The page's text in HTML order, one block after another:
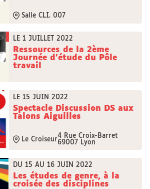
Salle CLI. 007
LE 1 JUILLET 2022
Ressources de la 2ème
Journée d'étude du Pôle
travail
LE 15 JUIN 2022
Spectacle Discussion DS aux
Talons Aiguilles
Le Croiseur4 Rue Croix-Barret
69007 Lyon
DU 15 AU 16 JUIN 2022
Les études de genre, à la
croisée des disciplines